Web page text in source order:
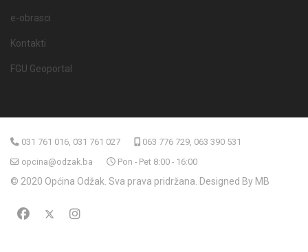
e-obrasci
Kontakti
FGU Geoportal
031 761 016, 031 761 027
063 776 729, 063 390 531
opcina@odzak.ba
Pon - Pet 8:00 - 16:00
© 2020 Općina Odžak. Sva prava pridržana. Designed By MB